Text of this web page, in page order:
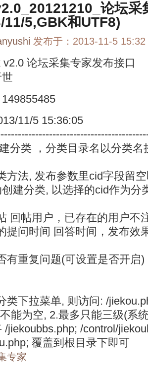
论坛采
11/5,GBK和UTF8)
发布于：2013-11-5
v2.0 论坛采集专家发布接口
11/5 15:36:05
分类 ，分类目录名以分类
方法, 发布参数里cid字段留
建分类, 以选择的cid作为分
回帖用户，已存在的用户不
提问时间 回答时间，发布效
有重复问题(可设置是否开启
类下拉菜单, 则访问: /
能为空, 2.最多只能三级(系
/jiekoubbs.php; /control/
覆盖到根目录下即可
专家